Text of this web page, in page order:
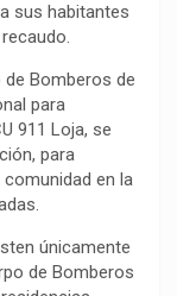
sus habitantes
Bomberos de
para
911 Loja, se
para
en la
únicamente
de Bomberos